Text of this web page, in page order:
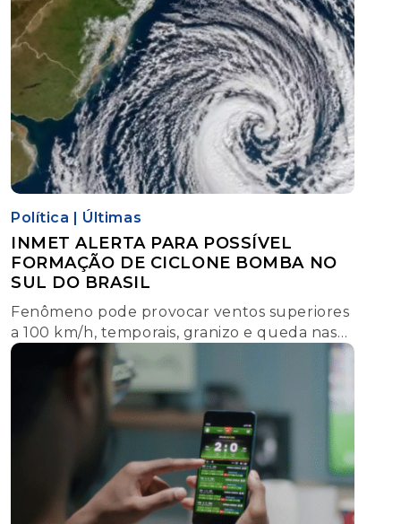
Política | Últimas
INMET ALERTA PARA POSSÍVEL
FORMAÇÃO DE CICLONE BOMBA NO
SUL DO BRASIL
Fenômeno pode provocar ventos superiores
a 100 km/h, temporais, granizo e queda nas
temperaturas entre os dias 6 e 8 de agosto